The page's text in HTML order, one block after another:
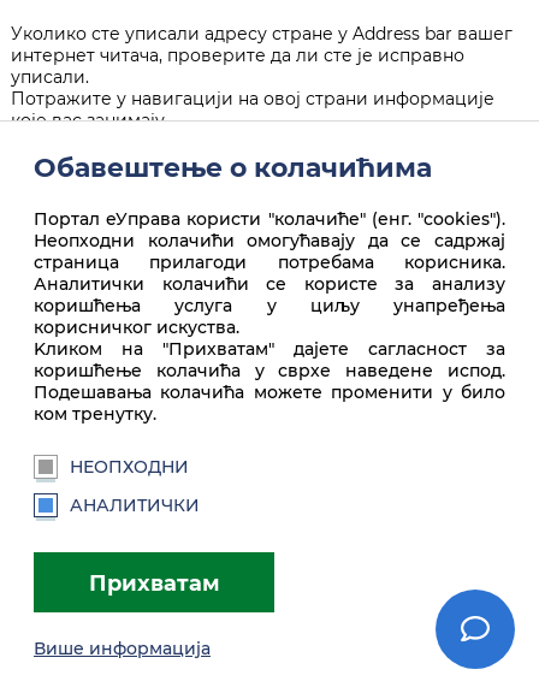
Уколико сте уписали адресу стране у Address bar вашег
интернет читача, проверите да ли сте је исправно
уписали.
Потражите у навигацији на овој страни информације
које вас занимају.
Врх стране
euprava.gov.rs
Услови коришћења
Обавештење о колачићима
Портал еУправа користи "колачиће" (енг. "cookies").
Неопходни колачићи омогућавају да се садржај
страница прилагоди потребама корисника.
Аналитички колачићи се користе за анализу
коришћења услуга у циљу унапређења
корисничког искуства.
Kликом на "Прихватам" дајете сагласност за
коришћење колачића у сврхе наведене испод.
Подешавања колачића можете променити у било
ком тренутку.
НЕОПХОДНИ
АНАЛИТИЧКИ
Прихватам
Више информација